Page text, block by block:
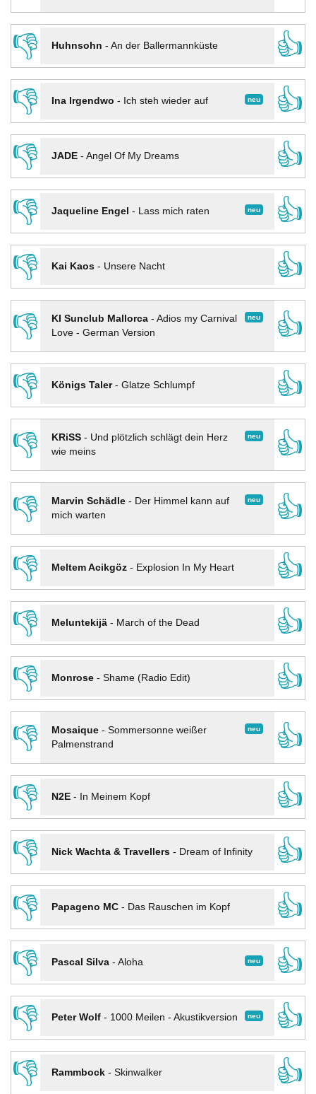
👎
Huhnsohn - An der Ballermannküste
👍
👎
neu
Ina Irgendwo - Ich steh wieder auf
👍
👎
JADE- Angel Of My Dreams
👍
👎
neu
Jaqueline Engel - Lass mich raten
👍
👎
Kai Kaos- Unsere Nacht
👍
👎
neu
KI Sunclub Mallorca- Adios my Carnival
Love - German Version
👍
👎
Königs Taler- Glatze Schlumpf
👍
👎
neu
KRiSS- Und plötzlich schlägt dein Herz
wie meins
👍
👎 neu
Marvin Schädle- Der Himmel kann auf
mich warten
👍
👎
Meltem Acikgöz- Explosion In My Heart
👍
👎
Meluntekijä- March of the Dead
👍
👎
Monrose- Shame (Radio Edit)
👍
👎
neu
Mosaique- Sommersonne weißer
Palmenstrand
👍
👎
N2E- In Meinem Kopf
👍
👎
Nick Wachta & Travellers- Dream of Infinity
👍
👎
Papageno MC- Das Rauschen im Kopf
👍
👎
neu
Pascal Silva- Aloha
👍
👎
neu
Peter Wolf- 1000 Meilen - Akustikversion
👍
👎
Rammbock- Skinwalker
👍